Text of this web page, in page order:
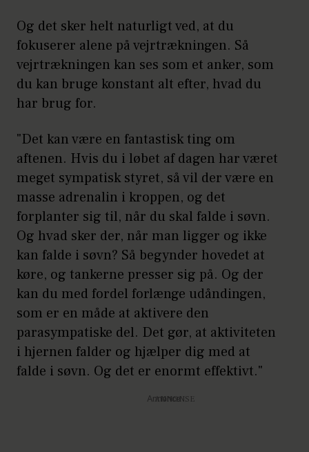
Og det sker helt naturligt ved, at du
fokuserer alene på vejrtrækningen. Så
vejrtrækningen kan ses som et anker, som
du kan bruge konstant alt efter, hvad du
har brug for.
"Det kan være en fantastisk ting om
aftenen. Hvis du i løbet af dagen har været
meget sympatisk styret, så vil der være en
masse adrenalin i kroppen, og det
forplanter sig til, når du skal falde i søvn.
Og hvad sker der, når man ligger og ikke
kan falde i søvn? Så begynder hovedet at
køre, og tankerne presser sig på. Og der
kan du med fordel forlænge udåndingen,
som er en måde at aktivere den
parasympatiske del. Det gør, at aktiviteten
i hjernen falder og hjælper dig med at
falde i søvn. Og det er enormt effektivt."
Annonce